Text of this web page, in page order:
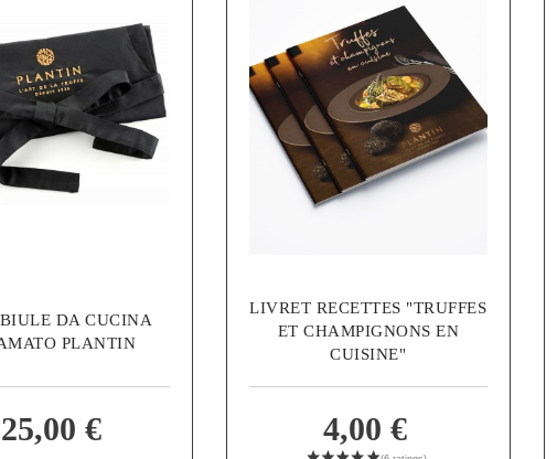
DA CUCINA
PLANTIN
25,00 €
LIVRET RECETTES "TRUFFES
ET CHAMPIGNONS EN
CUISINE"
4,00 €